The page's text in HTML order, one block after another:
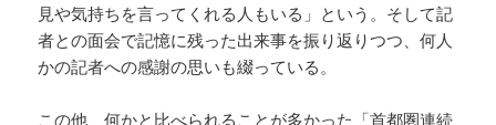
見や気持ちを言ってくれる人もいる」という。そして記
者との面会で記憶に残った出来事を振り返りつつ、何人
かの記者への感謝の思いも綴っている。
この他、何かと比べられることが多かった「首都圏連続